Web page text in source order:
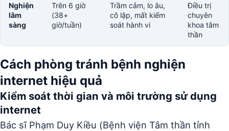
Nghiện
lâm
sàng
Trên 6 giờ
(38+
giờ/tuần)
Trầm cảm, lo âu,
cô lập, mất kiểm
soát hành vi
Điều trị
chuyên
khoa tâm
thần
Cách phòng tránh bệnh nghiện
internet hiệu quả
Kiểm soát thời gian và môi trường sử dụng
internet
Bác sĩ Phạm Duy Kiều (Bệnh viện Tâm thần tỉnh